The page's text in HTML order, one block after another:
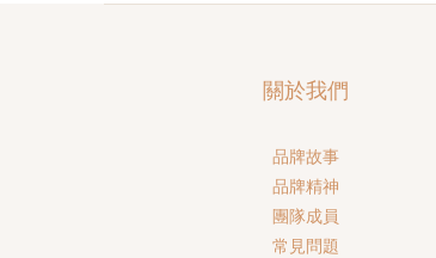
關於我們
品牌故事
品牌精神
團隊成員
常見問題